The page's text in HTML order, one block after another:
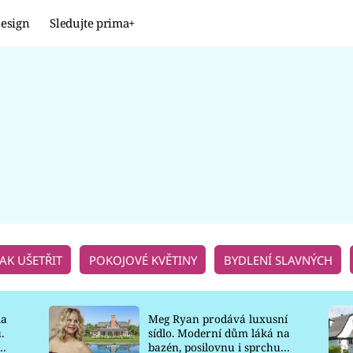
Sledujte prima+
UŠETŘIT POKOJOVÉ KVĚTINY BYDLENÍ SLAVNÝCH
Meg Ryan prodává luxusní
sídlo. Moderní dům láká na
bazén, posilovnu i sprchu